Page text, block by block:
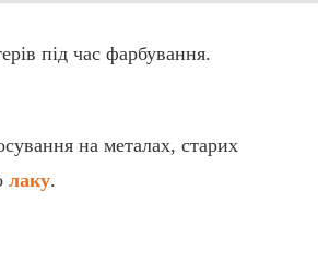
під час фарбування.
на металах, старих
лаку.